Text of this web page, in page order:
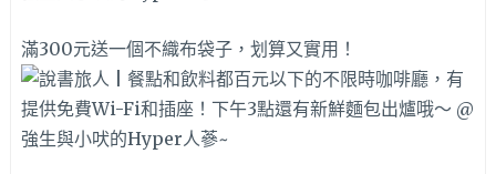
滿300元送一個不織布袋子，划算又實用！